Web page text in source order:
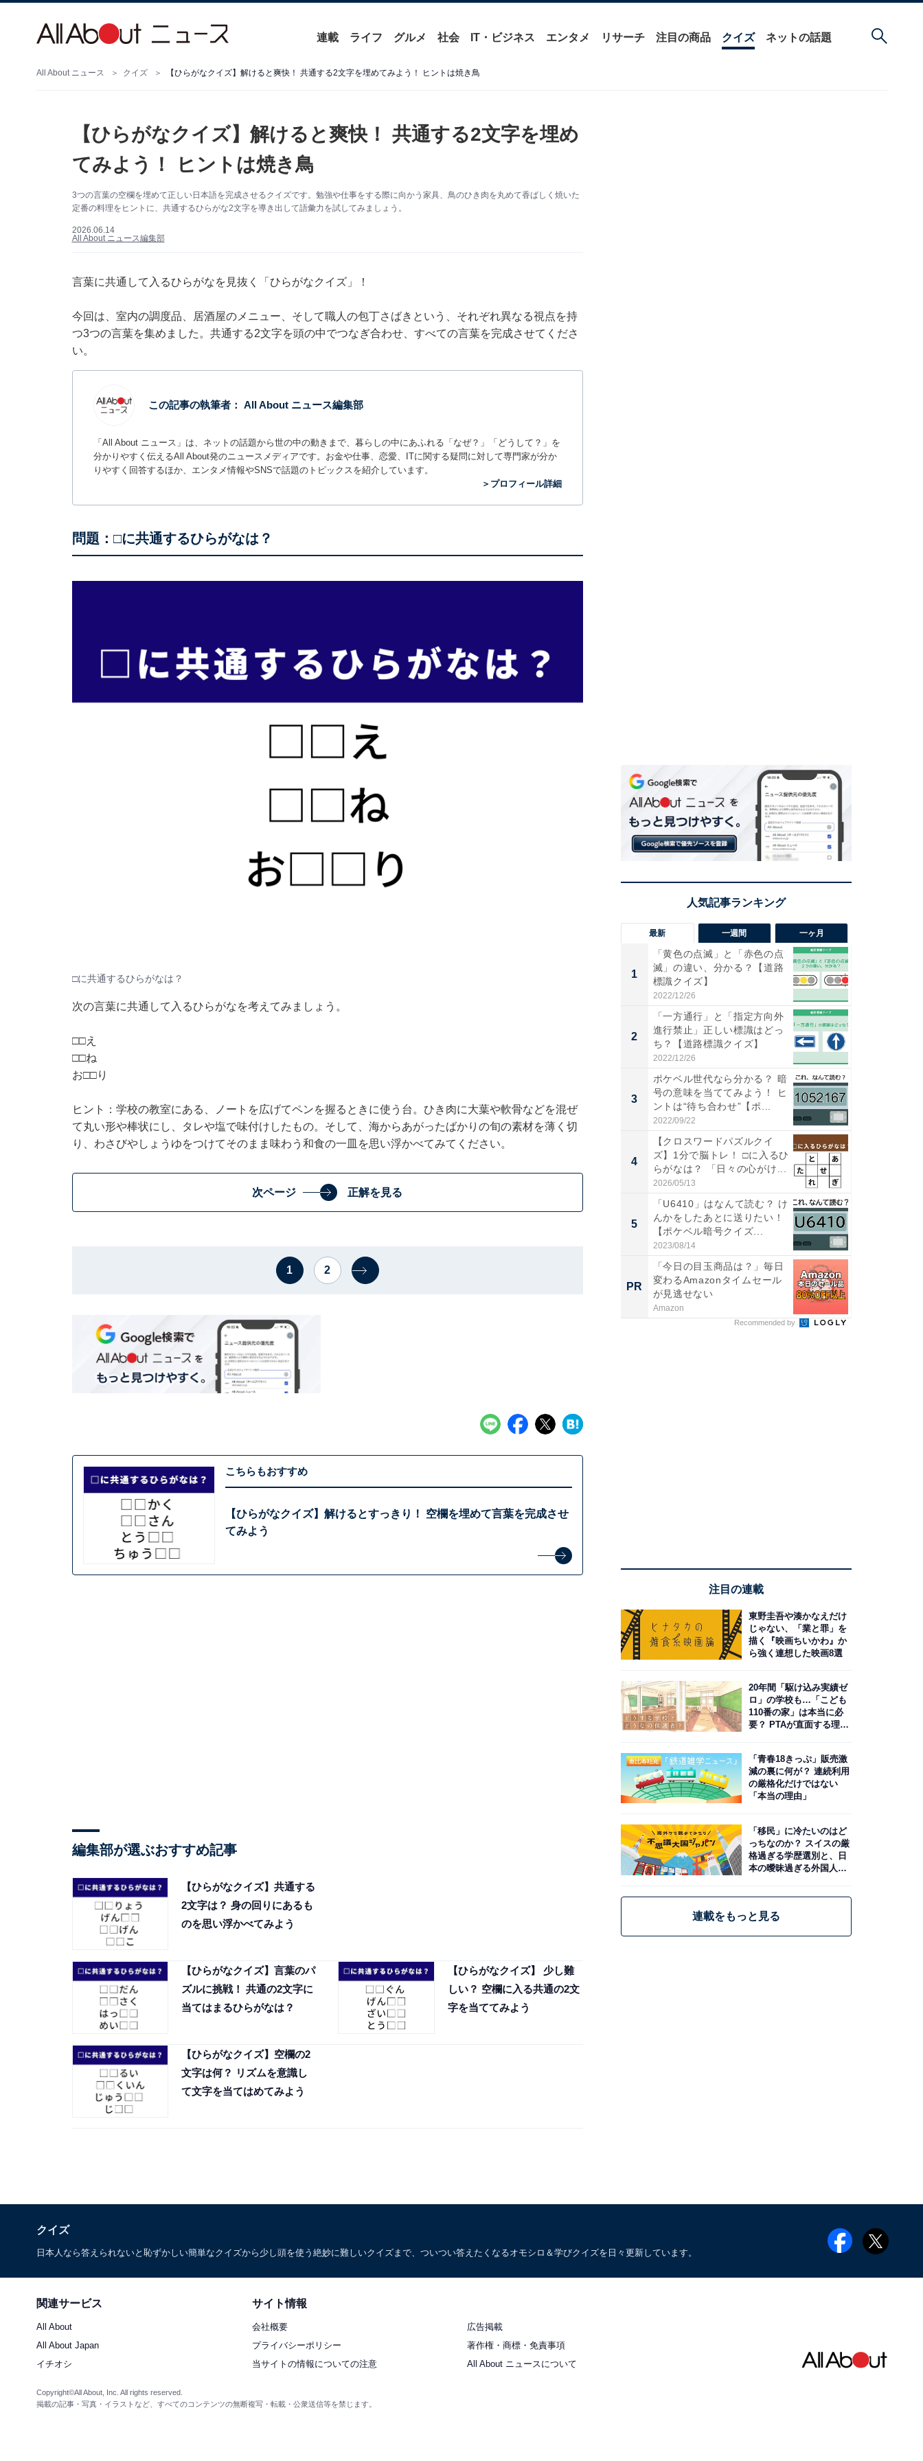
連載 ライフ グルメ 社会 IT・ビジネス エンタメ リサーチ 注目の商品 クイズ ネットの話題
All About ニュース クイズ 【ひらがなクイズ】解けると爽快！ 共通する2文字を埋めてみよう！ ヒントは焼き鳥
【ひらがなクイズ】解けると爽快！ 共通する2文字を埋め
てみよう！ ヒントは焼き鳥
3つの言葉の空欄を埋めて正しい日本語を完成させるクイズです。勉強や仕事をする際に向かう家具、鳥のひき肉を丸めて香ばしく焼いた
定番の料理をヒントに、共通するひらがな2文字を導き出して語彙力を試してみましょう。
2026.06.14
All About ニュース編集部
言葉に共通して入るひらがなを見抜く「ひらがなクイズ」！
今回は、室内の調度品、居酒屋のメニュー、そして職人の包丁さばきという、それぞれ異なる視点を持
つ3つの言葉を集めました。共通する2文字を頭の中でつなぎ合わせ、すべての言葉を完成させてくださ
い。
この記事の執筆者： All About ニュース編集部
「All About ニュース」は、ネットの話題から世の中の動きまで、暮らしの中にあふれる「なぜ？」「どうして？」を
分かりやすく伝えるAll About発のニュースメディアです。お金や仕事、恋愛、ITに関する疑問に対して専門家が分か
りやすく回答するほか、エンタメ情報やSNSで話題のトピックスを紹介しています。
＞プロフィール詳細
問題：□に共通するひらがなは？
□に共通するひらがなは？
次の言葉に共通して入るひらがなを考えてみましょう。
□□え
□□ね
お□□り
ヒント：学校の教室にある、ノートを広げてペンを握るときに使う台。ひき肉に大葉や軟骨などを混ぜ
て丸い形や棒状にし、タレや塩で味付けしたもの。そして、海からあがったばかりの旬の素材を薄く切
り、わさびやしょうゆをつけてそのまま味わう和食の一皿を思い浮かべてみてください。
次ページ 正解を見る
1 2
こちらもおすすめ
【ひらがなクイズ】解けるとすっきり！ 空欄を埋めて言葉を完成させ
てみよう
編集部が選ぶおすすめ記事
【ひらがなクイズ】共通する
2文字は？ 身の回りにあるも
のを思い浮かべてみよう
【ひらがなクイズ】言葉のパ
ズルに挑戦！ 共通の2文字に
当てはまるひらがなは？
【ひらがなクイズ】 少し難
しい？ 空欄に入る共通の2文
字を当ててみよう
【ひらがなクイズ】空欄の2
文字は何？ リズムを意識し
て文字を当てはめてみよう
最新 一週間 一ヶ月
1
「黄色の点滅」と「赤色の点
滅」の違い、分かる？【道路
標識クイズ】
2022/12/26
2
「一方通行」と「指定方向外
進行禁止」正しい標識はどっ
ち？【道路標識クイズ】
2022/12/26
3
ポケベル世代なら分かる？ 暗
号の意味を当ててみよう！ ヒ
ントは“待ち合わせ”【ポ...
2022/09/22
4
【クロスワードパズルクイ
ズ】1分で脳トレ！ □に入るひ
らがなは？ 「日々の心がけ...
2026/05/13
5
「U6410」はなんて読む？ け
んかをしたあとに送りたい！
【ポケベル暗号クイズ...
2023/08/14
PR
「今日の目玉商品は？」毎日
変わるAmazonタイムセール
が見逃せない
Amazon
Recommended by
注目の連載
東野圭吾や湊かなえだけ
じゃない、「業と罪」を
描く『映画ちいかわ』か
ら強く連想した映画8選
20年間「駆け込み実績ゼ
ロ」の学校も…「こども
110番の家」は本当に必
要？ PTAが直面する理想
「青春18きっぷ」販売激
減の裏に何が？ 連続利用
の厳格化だけではない
「本当の理由」
「移民」に冷たいのはど
っちなのか？ スイスの厳
格過ぎる学歴選別と、日
本の曖昧過ぎる外国人政
連載をもっと見る
クイズ
日本人なら答えられないと恥ずかしい簡単なクイズから少し頭を使う絶妙に難しいクイズまで、ついつい答えたくなるオモシロ＆学びクイズを日々更新しています。
関連サービス
All About
All About Japan
イチオシ
サイト情報
会社概要
広告掲載
プライバシーポリシー
著作権・商標・免責事項
当サイトの情報についての注意
All About ニュースについて
Copyright©All About, Inc. All rights reserved.
掲載の記事・写真・イラストなど、すべてのコンテンツの無断複写・転載・公衆送信等を禁じます。